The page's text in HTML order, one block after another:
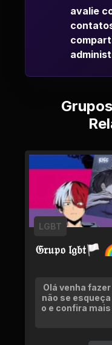
avalie
𝔊𝔯𝔲𝔭𝔬 𝔩𝔤𝔟𝔱🏳
LGBT
Olá venha
não se
o e confira